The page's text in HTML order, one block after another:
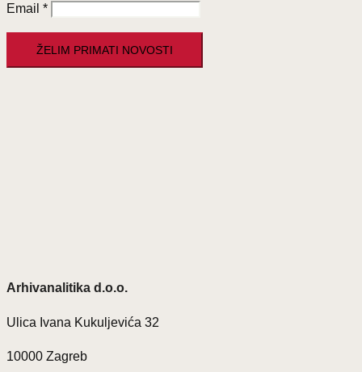
Email *
Arhivanalitika d.o.o.
Ulica Ivana Kukuljevića 32
10000 Zagreb